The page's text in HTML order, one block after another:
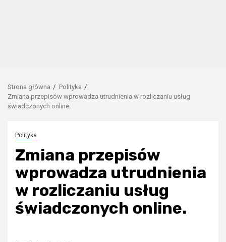
Strona główna
Polityka
Zmiana przepisów wprowadza utrudnienia w rozliczaniu usług
świadczonych online.
Polityka
Zmiana przepisów
wprowadza utrudnienia
w rozliczaniu usług
świadczonych online.